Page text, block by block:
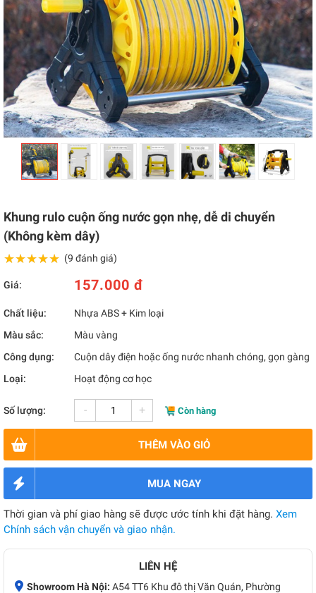
Khung rulo cuộn ống nước gọn nhẹ, dễ di chuyển
(Không kèm dây)
★★★★★
★★★★★ (9 đánh giá)
Giá: 157.000 đ
Chất liệu:
Nhựa ABS + Kim loại
Màu sắc:
Màu vàng
Công dụng:
Cuộn dây điện hoặc ống nước nhanh chóng, gọn gàng
Loại:
Hoạt động cơ học
Số lượng: - + Còn hàng
THÊM VÀO GIỎ
MUA NGAY
Thời gian và phí giao hàng sẽ được ước tính khi đặt hàng. Xem
Chính sách vận chuyển và giao nhận.
LIÊN HỆ
Showroom Hà Nội: A54 TT6 Khu đô thị Văn Quán, Phường